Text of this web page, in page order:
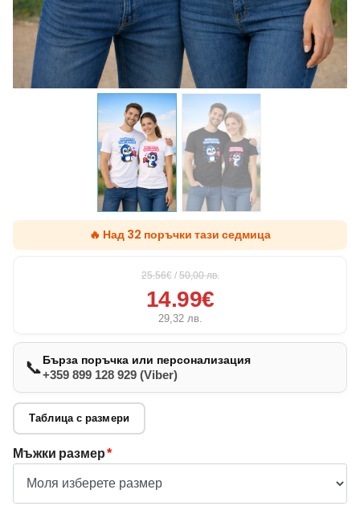
🔥 Над 32 поръчки тази седмица
25.56€ / 50,00лв.
14.99€
29,32 лв.
📞Бърза поръчка или персонализация
+359 899 128 929 (Viber)
Таблица с размери
Мъжки размер*